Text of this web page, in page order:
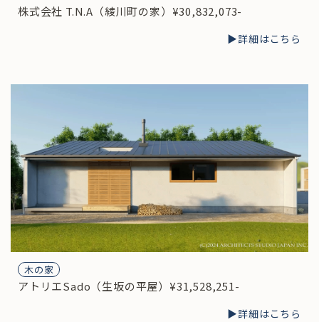
株式会社 T.N.A（綾川町の家）¥30,832,073-
▶︎詳細はこちら
木の家
アトリエSado（生坂の平屋）¥31,528,251-
▶︎詳細はこちら